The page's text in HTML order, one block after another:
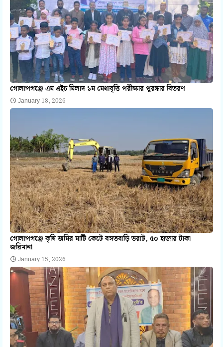
গোলাপগঞ্জে এম এইচ মিলাদ ১ম মেধাবৃত্তি পরীক্ষার পুরষ্কার বিতরণ
January 18, 2026
গোলাপগঞ্জে কৃষি জমির মাটি কেটে বসতবাড়ি ভরাট, ৫০ হাজার টাকা
জরিমানা
January 15, 2026